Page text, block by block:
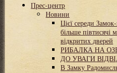
Прес-центр
Новини
Цієї середи
більше півтисячі
відкритих дверей
РИБАЛКА НА
ДО УВАГИ
В Замку